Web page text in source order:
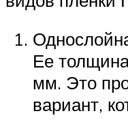
Ее
мм. Это
вариант,